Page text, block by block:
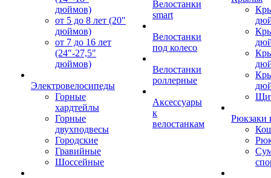
дюймов)
от 5 до 8 лет (20"
дюймов)
от 7 до 16 лет
(24"-27,5"
дюймов)
Электровелосипеды
Горные
хардтейлы
Горные
двухподвесы
Городские
Гравийные
Шоссейные
Велостанки
smart
Велостанки
под колесо
Велостанки
роллерные
Аксессуары
к
велостанкам
Рюкзаки